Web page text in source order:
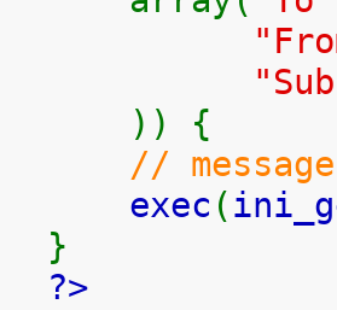
)) {
//
exec (
}
?>